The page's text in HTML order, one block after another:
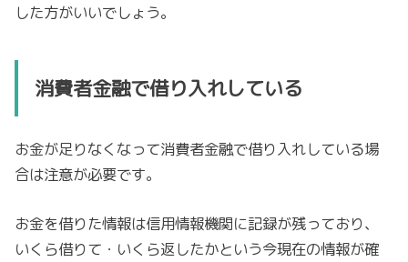
した方がいいでしょう。
消費者金融で借り入れしている
お金が足りなくなって消費者金融で借り入れしている場
合は注意が必要です。
お金を借りた情報は信用情報機関に記録が残っており、
いくら借りて・いくら返したかという今現在の情報が確